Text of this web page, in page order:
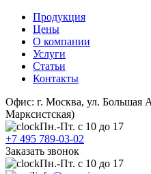
Продукция
Цены
О компании
Услуги
Статьи
Контакты
Офис: г. Москва, ул. Большая
Марксистская)
Пн.-Пт. с 10 до 17
+7 495 789-03-02
Заказать звонок
Пн.-Пт. с 10 до 17